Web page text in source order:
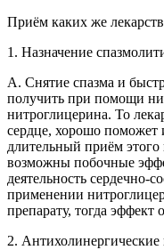
Приём каких же
1. Назначение
А. Снятие спазма и
получить при помощи
нитроглицерина. То
сердце, хорошо поможет
длительный приём этого
возможны побочные
деятельность сердечно-
применении
препарату, тогда эффект
2.